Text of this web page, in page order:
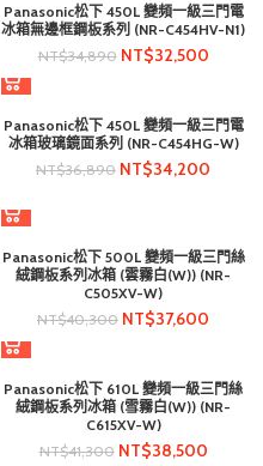
Panasonic松下 450L 變頻一級三門電
冰箱無邊框鋼板系列 (NR-C454HV-N1)
NT$34,890 NT$32,500
Panasonic松下 450L 變頻一級三門電
冰箱玻璃鏡面系列 (NR-C454HG-W)
NT$36,890 NT$34,200
Panasonic松下 500L 變頻一級三門絲
絨鋼板系列冰箱 (雲霧白(W)) (NR-
C505XV-W)
NT$40,300 NT$37,600
Panasonic松下 610L 變頻一級三門絲
絨鋼板系列冰箱 (雪霧白(W)) (NR-
C615XV-W)
NT$41,300 NT$38,500